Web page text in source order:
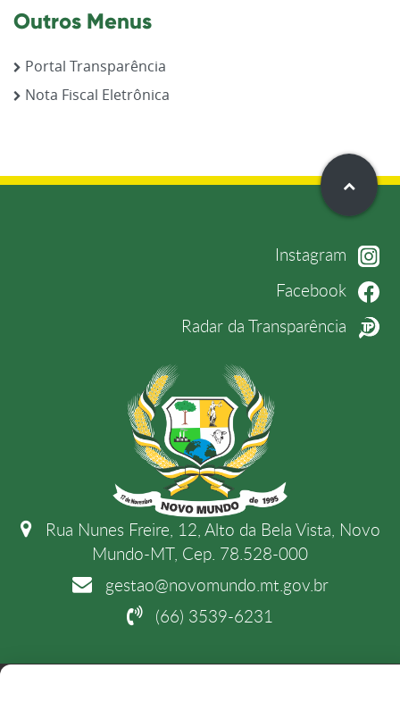
Outros Menus
Portal Transparência
Nota Fiscal Eletrônica
Instagram
Facebook
Radar da Transparência
Rua Nunes Freire, 12, Alto da Bela Vista, Novo
Mundo-MT, Cep. 78.528-000
gestao@novomundo.mt.gov.br
(66) 3539-6231